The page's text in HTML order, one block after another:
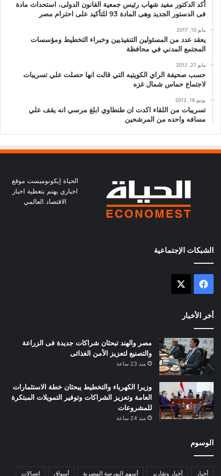
أكد الدكتور مفيد شهاب رئيس جمعية القانون الدولى، استحداث مادة
فى الدستور الجديد وهى المادة 93 للتأكيد على احترام مصر
مايو 10, 2017
يعقد عدد من المسئولين التنفيذيين وخبراء التخطيط ومؤسسات
المجتمع المدني في محافظة
مايو 27, 2012
حسب صحيفة الراي الكويتيه التي قالت انها حصلت علي تسريبات
لاجتماع حماس شمال غزه
يونيو 16, 2012
تسريبات من اللقاء اكدت ان طنطاوي ابلغ مرسي انه يقف علي
مسافه واحده من المرشحين
الحياة إيكونوميست موقع
اخباري يهتم بتغظية اخبار
الاقتصاد العالمي
الشبكات الإجتماعية
فيسبوك
أخر الأخبار
مصر والهند تبحثان شراكات جديدة فى الزراعة
والتصنيع لتعزيز الأمن الغذائى
منذ 23 ساعة
وزيرا الكهرباء والتخطيط يبحثان خطة الاستثمارات
العامة وتعزيز الشراكات وتوفير التمويلات المبتكرة
للمشروعات
منذ 24 ساعة
الوسوم
أخبار أخبار وتقارير أسهم البورصة المصرية أسواق اتصالات